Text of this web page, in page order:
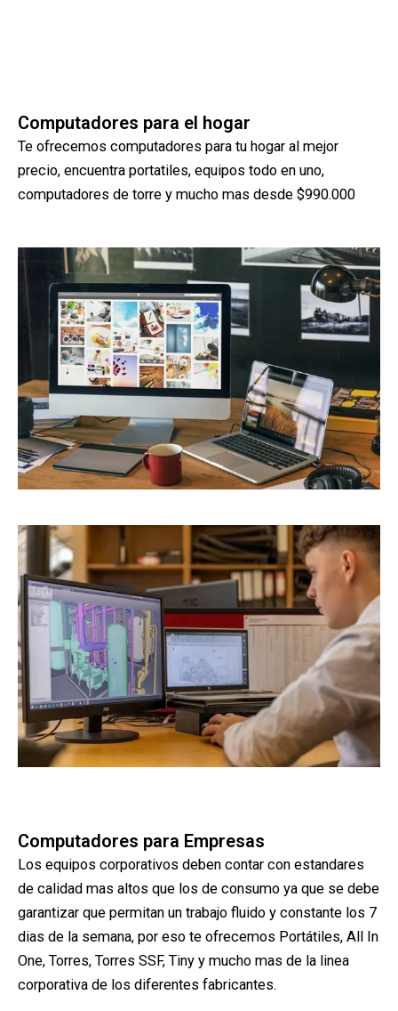
Computadores para el hogar
Te ofrecemos computadores para tu hogar al mejor
precio, encuentra portatiles, equipos todo en uno,
computadores de torre y mucho mas desde $990.000
Computadores para Empresas
Los equipos corporativos deben contar con estandares
de calidad mas altos que los de consumo ya que se debe
garantizar que permitan un trabajo fluido y constante los 7
dias de la semana, por eso te ofrecemos Portátiles, All In
One, Torres, Torres SSF, Tiny y mucho mas de la linea
corporativa de los diferentes fabricantes.